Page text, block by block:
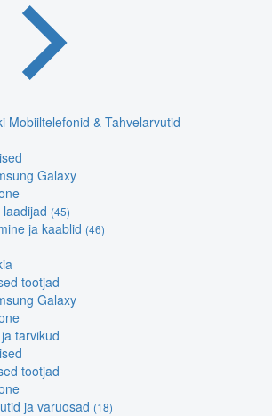
Mobiiltelefonid & Tahvelarvutid
Galaxy
(45)
ja kaablid (46)
tootjad
Galaxy
tarvikud
tootjad
ja varuosad (18)